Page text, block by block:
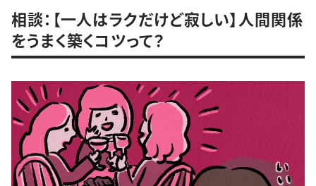
相談：【一人はラクだけど寂しい】人間関係
をうまく築くコツって？